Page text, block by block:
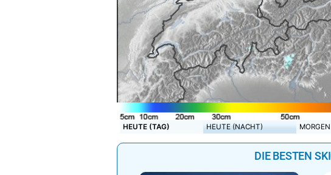
HEUTE (TAG) HEUTE (NACHT) MORGEN
DIE BESTEN